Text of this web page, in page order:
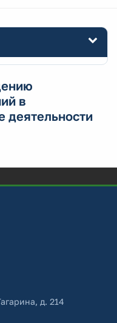
в
деятельности
д. 214